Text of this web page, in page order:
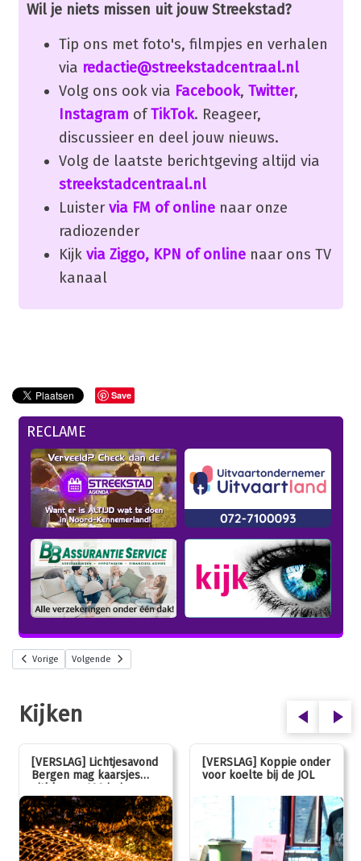
Wil je niets missen uit jouw Streekstad?
Tip ons met foto's, filmpjes en verhalen
via redactie@streekstadcentraal.nl
Volg ons ook via Facebook, Twitter,
Instagram ofTikTok. Reageer,
discussieer en deel jouw nieuws.
Volg de laatste berichtgeving altijd via
streekstadcentraal.nl
Luister via FM of onlinenaar onze
radiozender
Kijk via Ziggo, KPN of onlinenaar ons TV
kanaal
Save
RECLAME
Vorige Volgende
Kijken
[VERSLAG] Lichtjesavond
Bergen mag kaarsjes
uitblazen: 100 jarig
jubileum!
[VERSLAG] Koppie onder
voor koelte bij de JOL